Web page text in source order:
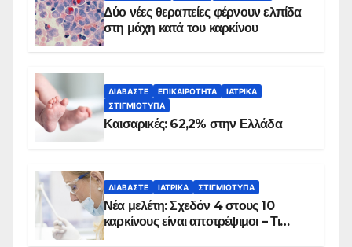
Δύο νέες θεραπείες φέρνουν ελπίδα
στη μάχη κατά του καρκίνου
ΔΙΑΒΆΣΤΕ ΕΠΙΚΑΙΡΌΤΗΤΑ
ΙΑΤΡΙΚΆ
ΣΤΙΓΜΙΌΤΥΠΑ
Καισαρικές: 62,2% στην Ελλάδα
ΔΙΑΒΆΣΤΕ ΙΑΤΡΙΚΆ ΣΤΙΓΜΙΌΤΥΠΑ
Νέα μελέτη: Σχεδόν 4 στους 10
καρκίνους είναι αποτρέψιμοι – Τι